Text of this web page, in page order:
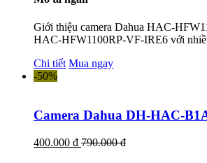
Giới thiệu camera Dahua HAC-
HAC-HFW1100RP-VF-IRE6 với
Chi tiết Mua ngay
-50%
Camera Dahua DH-HAC-
400.000 đ 790.000 đ